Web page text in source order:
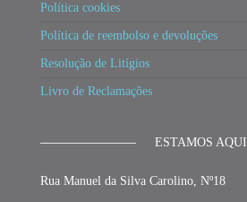
Política cookies
Política de reembolso e devoluções
Resolução de Litígios
Livro de Reclamações
ESTAMOS AQUI
Rua Manuel da Silva Carolino, Nº18